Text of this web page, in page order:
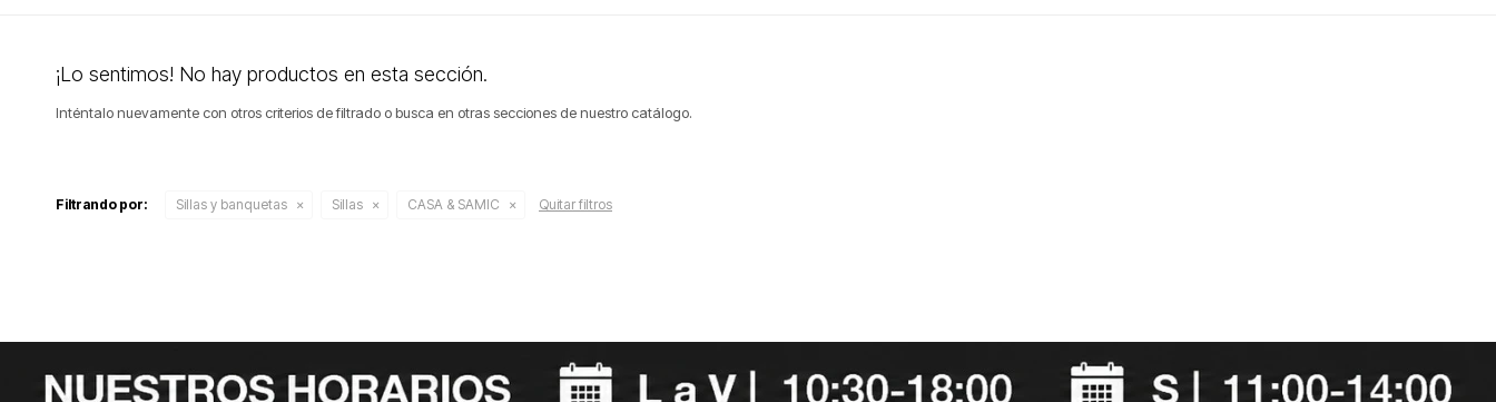
¡Lo sentimos! No hay productos en esta sección.
Inténtalo nuevamente con otros criterios de filtrado o busca en otras secciones de nuestro catálogo.
Filtrando por: Sillas y banquetas Sillas CASA & SAMIC Quitar filtros